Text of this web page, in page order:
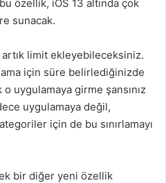
özellik, iOS 13 altında çok
sunacak.
limit ekleyebileceksiniz.
için süre belirlediğinizde
uygulamaya girme şansınız
uygulamaya değil,
için de bu sınırlamayı
bir diğer yeni özellik